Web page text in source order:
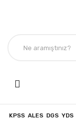
KPSS ALES DGS YDS